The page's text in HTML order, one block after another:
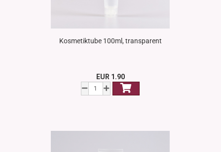
Kosmetiktube 100ml, transparent
EUR 1.90